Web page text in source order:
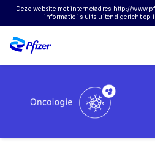
Deze website met internetadres http://
informatie is uitsluitend gericht op
Longkanker
Bloedkanker
Verbeteren